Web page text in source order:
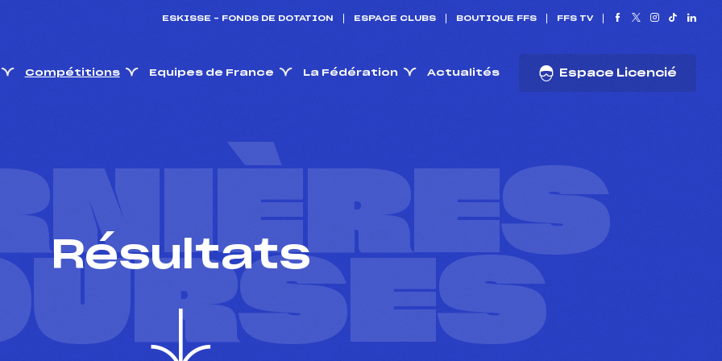
ESKISSE – FONDS DE DOTATION ESPACE CLUBS BOUTIQUE FFS FFS TV
Compétitions Equipes de France La Fédération Actualités Espace Licencié
Résultats